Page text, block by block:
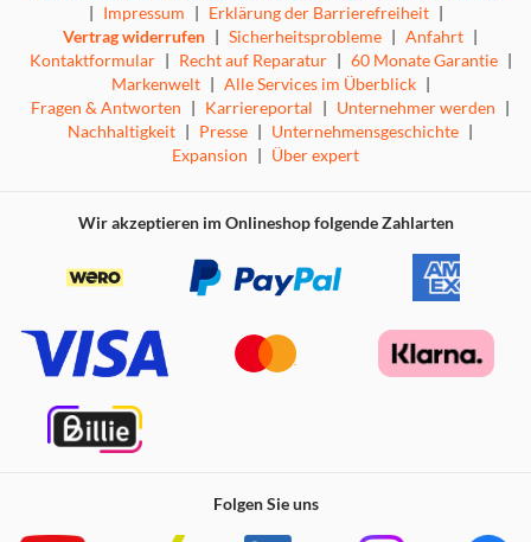
| Impressum | Erklärung der Barrierefreiheit |
Vertrag widerrufen | Sicherheitsprobleme | Anfahrt |
Kontaktformular | Recht auf Reparatur | 60 Monate Garantie |
Markenwelt | Alle Services im Überblick |
Fragen & Antworten | Karriereportal | Unternehmer werden |
Nachhaltigkeit | Presse | Unternehmensgeschichte |
Expansion | Über expert
Wir akzeptieren im Onlineshop folgende Zahlarten
Folgen Sie uns